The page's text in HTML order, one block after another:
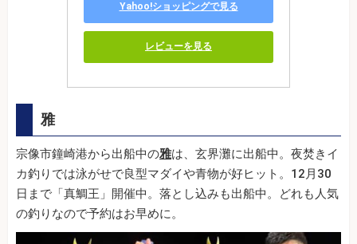
Yahoo!ショッピングで見る
レビューを見る
雅
宗像市鐘崎港から出船中の雅は、玄界灘に出船中。夜焚きイ
カ釣りでは泳がせで良型マダイや青物が好ヒット。12月30
日まで「真鯛王」開催中。落とし込みも出船中。どれも人気
の釣りなので予約はお早めに。